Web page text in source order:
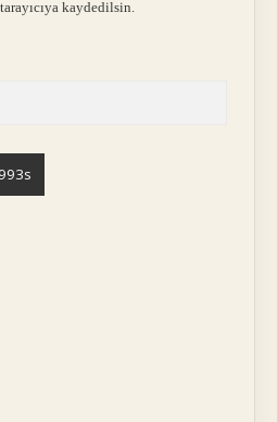
kaydedilsin.